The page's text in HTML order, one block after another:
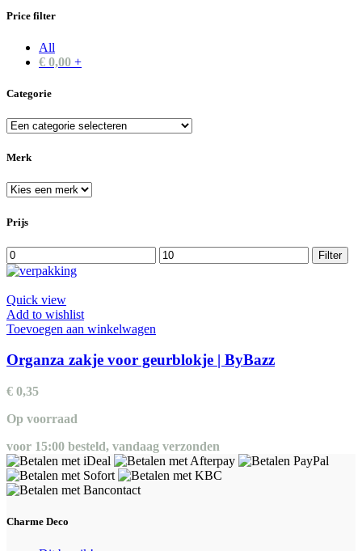
Price filter
All
€ 0,00 +
Categorie
Merk
Prijs
Min.
prijs
Max.
prijs
Filter
Quick view
Add to wishlist
Toevoegen aan winkelwagen
Organza zakje voor geurblokje | ByBazz
€ 0,35
Op voorraad
voor 15:00 besteld, vandaag verzonden
Charme Deco